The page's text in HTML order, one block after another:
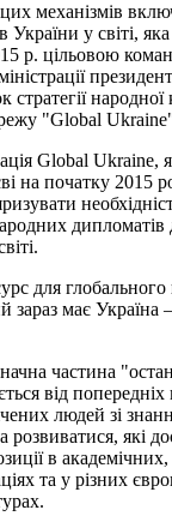
механізмів
України у світі,
р. цільовою
стратегії народної
"Global
Global Ukraine,
на початку 2015
для глобального
зараз має Україна
частина
від
людей зі
розвиватися, які
в
та у різних